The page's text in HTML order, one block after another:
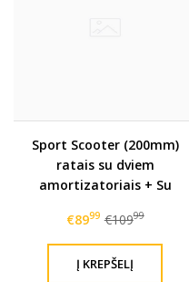
Sport Scooter (200mm)
ratais su dviem
amortizatoriais + Su
€8999 €10999